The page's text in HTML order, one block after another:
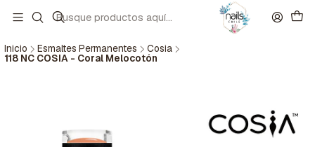
Inicio Esmaltes Permanentes Cosia
118 NC COSIA - Coral Melocotón